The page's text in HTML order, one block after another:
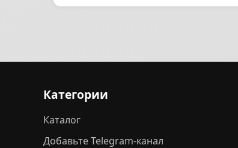
Категории
Каталог
Добавьте Telegram-канал